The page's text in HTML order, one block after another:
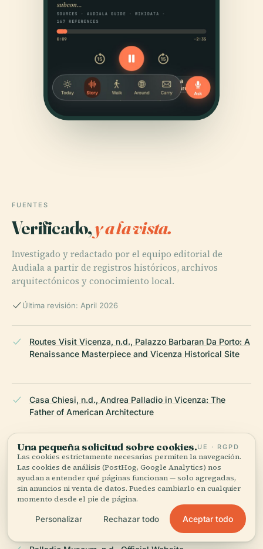
FUENTES
Verificado,y a la vista.
Investigado y redactado por el equipo editorial de
Audiala a partir de registros históricos, archivos
arquitectónicos y conocimiento local.
Última revisión: April 2026
Routes Visit Vicenza, n.d., Palazzo Barbaran Da Porto: A
Renaissance Masterpiece and Vicenza Historical Site
Casa Chiesi, n.d., Andrea Palladio in Vicenza: The
Father of American Architecture
Wikipedia, 2023, Palazzo Barbaran Da Porto
Vicenza Ville Palladio, n.d., Palazzo Barbaran Da Porto
Una pequeña solicitud sobre cookies.UE · RGPD
Las cookies estrictamente necesarias permiten la navegación.
Las cookies de análisis (PostHog, Google Analytics) nos
ayudan a entender qué páginas funcionan — solo agregadas,
sin anuncios ni venta de datos. Puedes cambiarlo en cualquier
momento desde el pie de página.
Personalizar Rechazar todo Aceptar todo